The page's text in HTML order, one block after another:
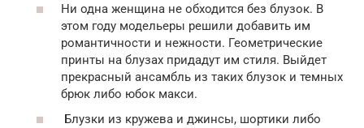
Ни одна женщина не обходится без блузок. В
этом году модельеры решили добавить им
романтичности и нежности. Геометрические
принты на блузах придадут им стиля. Выйдет
прекрасный ансамбль из таких блузок и темных
брюк либо юбок макси.
Блузки из кружева и джинсы, шортики либо